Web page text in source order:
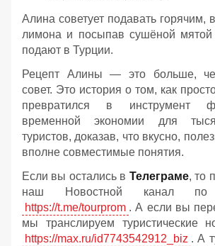
Алина советует подавать горячим,
лимона и посыпав сушёной
подают в Турции.
Рецепт Алины — это больше,
совет. Это история о том, как
превратился в инструмент
временной экономии для
туристов, доказав, что вкусно,
вполне совместимые понятия.
Если вы остались в Телеграме, то
наш Новостной канал
https://t.me/tourprom . А если вы
мы транслируем туристические
https://max.ru/id7743542912_biz . А